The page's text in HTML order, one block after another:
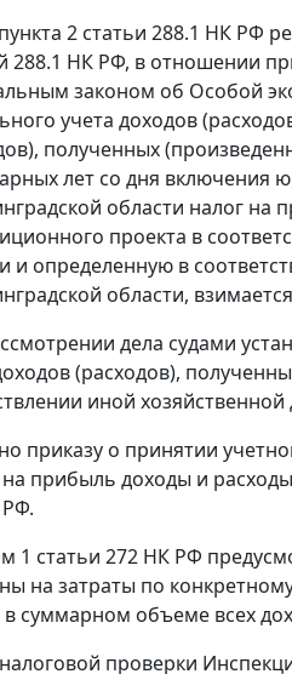
пункта 2 статьи 288.1 НК РФ
288.1 НК РФ, в отношении
законом об Особой
учета доходов
полученных
лет со дня включения
области налог на
проекта в
и определенную в
области,
дела судами
(расходов),
иной хозяйственной
приказу о принятии
на прибыль доходы и
1 статьи 272 НК РФ
на затраты по
в суммарном объеме всех
проверки